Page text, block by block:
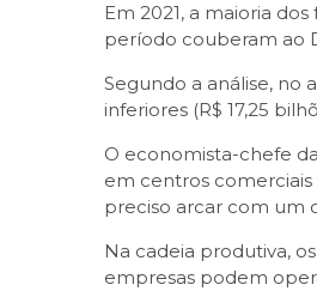
Em 2021, a maioria
período couberam ao
Segundo a análise, no
inferiores (R$ 17,25
O economista-chefe
em centros
preciso arcar com um
Na cadeia produtiva,
empresas podem